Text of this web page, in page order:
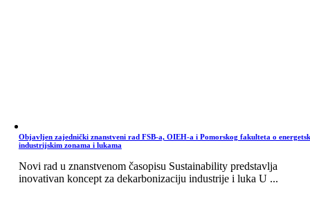
Objavljen zajednički znanstveni rad FSB-a, OIEH-a i Pomorskog fakulteta o
industrijskim zonama i lukama
Novi rad u znanstvenom časopisu Sustainability predstavlja
inovativan koncept za dekarbonizaciju industrije i luka U ...